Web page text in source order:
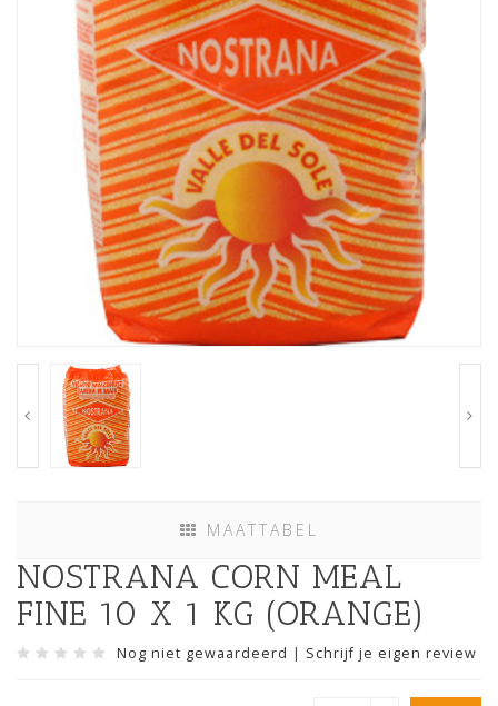
MAATTABEL
NOSTRANA CORN MEAL
FINE 10 X 1 KG (ORANGE)
Nog niet gewaardeerd | Schrijf je eigen review